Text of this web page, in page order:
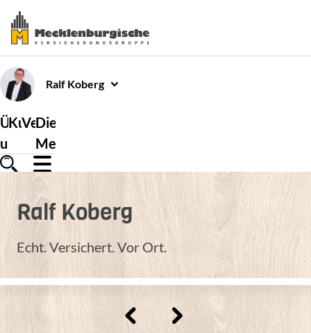
Ralf Koberg
Über
uns
Kundenservice
Versicherungen
Die
Mecklenburgische
Ralf Koberg
Echt. Versichert. Vor Ort.